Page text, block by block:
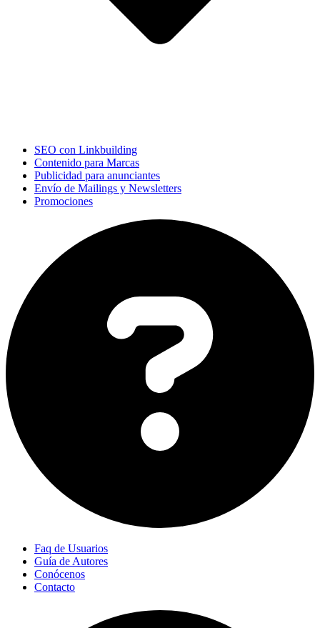
SEO con Linkbuilding
Contenido para Marcas
Publicidad para anunciantes
Envío de Mailings y Newsletters
Promociones
Faq de Usuarios
Guía de Autores
Conócenos
Contacto